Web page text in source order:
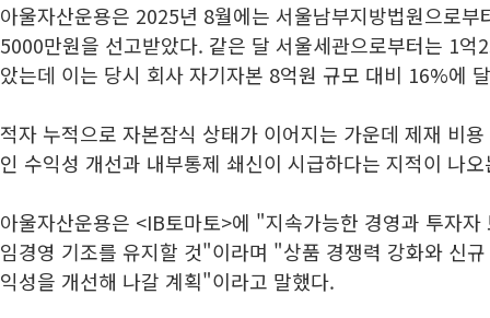
아울자산운용은 2025년 8월에는 서울남부지방법원으로
5000만원을 선고받았다. 같은 달 서울세관으로부터는 1억
았는데 이는 당시 회사 자기자본 8억원 규모 대비 16%에
적자 누적으로 자본잠식 상태가 이어지는 가운데 제재 비
인 수익성 개선과 내부통제 쇄신이 시급하다는 지적이 나
아울자산운용은 <IB토마토>에 "지속가능한 경영과 투자
임경영 기조를 유지할 것"이라며 "상품 경쟁력 강화와 신
익성을 개선해 나갈 계획"이라고 말했다.